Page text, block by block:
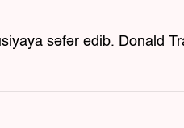
səfər edib. Donald